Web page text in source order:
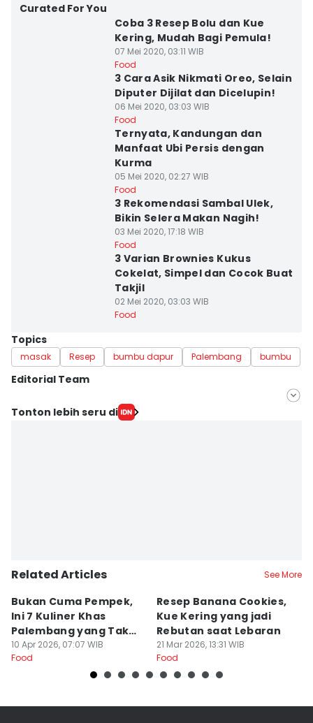
Curated For You
Coba 3 Resep Bolu dan Kue
Kering, Mudah Bagi Pemula!
07 Mei 2020, 03:11 WIB
Food
3 Cara Asik Nikmati Oreo, Selain
Diputer Dijilat dan Dicelupin!
06 Mei 2020, 03:03 WIB
Food
Ternyata, Kandungan dan
Manfaat Ubi Persis dengan
Kurma
05 Mei 2020, 02:27 WIB
Food
3 Rekomendasi Sambal Ulek,
Bikin Selera Makan Nagih!
03 Mei 2020, 17:18 WIB
Food
3 Varian Brownies Kukus
Cokelat, Simpel dan Cocok Buat
Takjil
02 Mei 2020, 03:03 WIB
Food
Topics
masak Resep bumbu dapur Palembang bumbu
Editorial Team
Editor
Tonton lebih seru di
Related Articles See More
Bukan Cuma Pempek,
Ini 7 Kuliner Khas
Palembang yang Tak
Kalah Enak
10 Apr 2026, 07:07 WIB
Food
Resep Banana Cookies,
Kue Kering yang jadi
Rebutan saat Lebaran
21 Mar 2026, 13:31 WIB
Food